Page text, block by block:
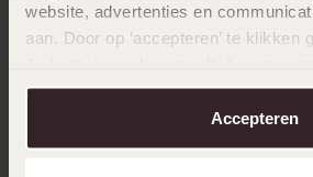
website, advertenties en
aan. Door op ‘accepteren’ te klikken
over in onscookiebeleid.
Accepteren